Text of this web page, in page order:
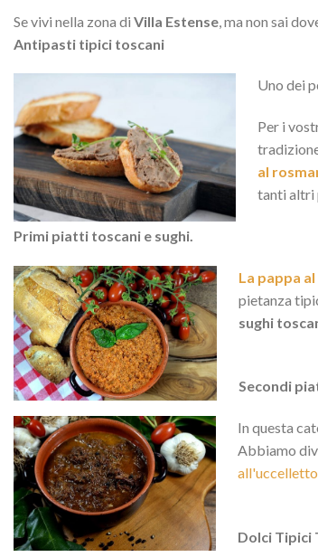
Se vivi nella zona di Villa Estense , ma non sai
Antipasti tipici toscani
Uno dei
Per i
al
tanti altri
Primi piatti toscani e sughi.
La pappa
pietanza
sughi
Secondi
In questa
Abbiamo
all'uccelletto
Dolci Tipici